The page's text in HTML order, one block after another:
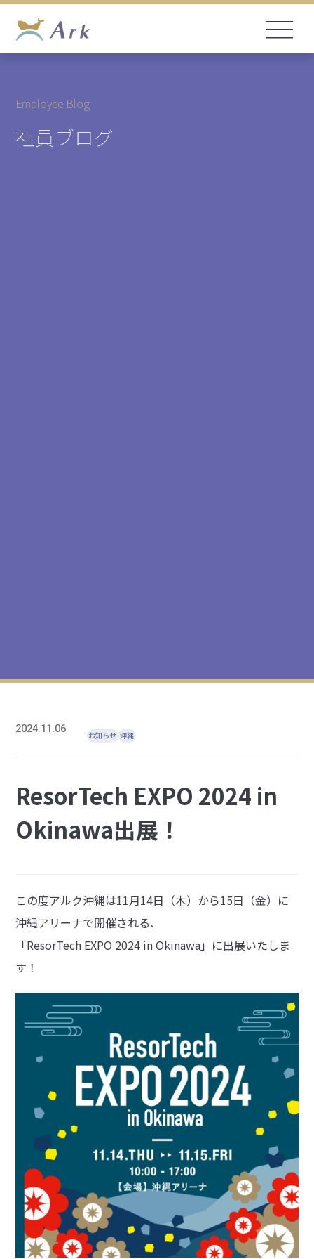
Employee Blog
社員ブログ
2024.11.06 お知らせ 沖縄
ResorTech EXPO 2024 in
Okinawa出展！
この度アルク沖縄は11月14日（木）から15日（金）に
沖縄アリーナで開催される、
「ResorTech EXPO 2024 in Okinawa」に出展いたしま
す！